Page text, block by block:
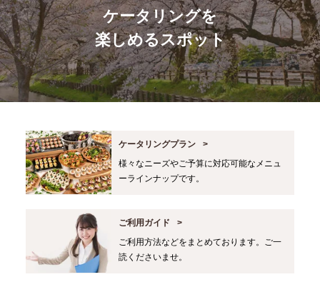
ケータリングを
楽しめるスポット
ケータリングプラン
様々なニーズやご予算に対応可能なメニュ
ーラインナップです。
ご利用ガイド
ご利用方法などをまとめております。ご一
読くださいませ。